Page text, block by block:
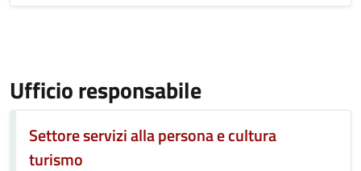
Ufficio responsabile
Settore servizi alla persona e cultura
turismo